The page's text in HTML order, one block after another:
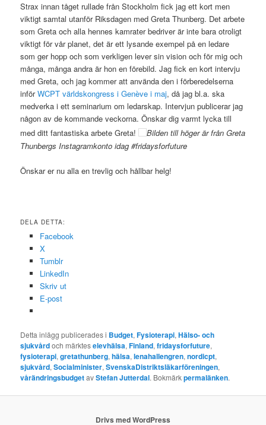
Strax innan tåget rullade från Stockholm fick jag ett kort men
viktigt samtal utanför Riksdagen med Greta Thunberg. Det arbete
som Greta och alla hennes kamrater bedriver är inte bara otroligt
viktigt för vår planet, det är ett lysande exempel på en ledare
som ger hopp och som verkligen lever sin vision och för mig och
många, många andra är hon en förebild. Jag fick en kort intervju
med Greta, och jag kommer att använda den i förberedelserna
införWCPT världskongress i Genève i maj, då jag bl.a. ska
medverka i ett seminarium om ledarskap. Intervjun publicerar jag
någon av de kommande veckorna. Önskar dig varmt lycka till
med ditt fantastiska arbete Greta!
Bilden till höger är från Greta
Thunbergs Instagramkonto idag #fridaysforfuture
Önskar er nu alla en trevlig och hållbar helg!
DELA DETTA:
Facebook
X
Tumblr
LinkedIn
Skriv ut
E-post
Detta inlägg publicerades i Budget,Fysioterapi,Hälso- och
sjukvårdoch märkteselevhälsa,Finland,fridaysforfuture,
fysioterapi,gretathunberg,hälsa,lenahallengren,nordicpt,
sjukvård,Socialminister,SvenskaDistriktsläkarföreningen,
vårändringsbudgetavStefan Jutterdal. Bokmärkpermalänken.
Drivs med WordPress